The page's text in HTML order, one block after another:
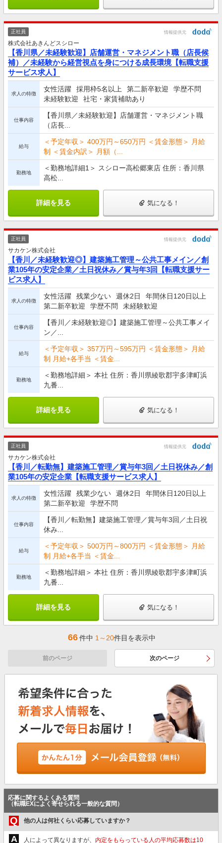
正社員 情報提供元
株式会社あきんどスシロー
【香川県／未経験歓迎】店舗運営・マネジメント職（店長候
補）／未経験から経営視点を身につける成長環境【転職支援
サービス求人】
求人の特徴
女性活躍 採用枠5名以上 第二新卒歓迎
学歴不問
未経験歓迎
社宅・家賃補助あり
仕事内容
【香川県／未経験歓迎】店舗運営・マネジメント職
（店長...
給与
＜予定年収＞ 400万円～650万円 ＜賃金形態＞ 月給
制 ＜賃金内訳＞ 月額（...
勤務地
＜勤務地詳細1＞ スシロー高松郷東店 住所：香川県
高松...
詳細を見る 気になる！
正社員 情報提供元
サカケン株式会社
【香川／未経験歓迎◎】建築施工管理～公共工事メイン／創
業105年の安定企業／土日祝休み／賞与年3回【転職支援サー
ビス求人】
求人の特徴
女性活躍 残業少ない 週休2日
年間休日120日以上
第二新卒歓迎
学歴不問 未経験歓迎
仕事内容
【香川／未経験歓迎◎】建築施工管理～公共工事メイ
ン／...
給与
＜予定年収＞ 357万円～595万円 ＜賃金形態＞ 月給
制 月給+各手当 ＜賃金...
勤務地
＜勤務地詳細＞ 本社 住所：香川県綾歌郡宇多津町浜
九番...
詳細を見る 気になる！
正社員 情報提供元
サカケン株式会社
【香川／転勤無】建築施工管理／賞与年3回／土日祝休み／創
業105年の安定企業【転職支援サービス求人】
求人の特徴
女性活躍 残業少ない 週休2日
年間休日120日以上
第二新卒歓迎
学歴不問
仕事内容
【香川／転勤無】建築施工管理／賞与年3回／土日祝
休み...
給与
＜予定年収＞ 500万円～800万円 ＜賃金形態＞ 月給
制 月給+各手当 ＜賃金...
勤務地
＜勤務地詳細＞ 本社 住所：香川県綾歌郡宇多津町浜
九番...
詳細を見る 気になる！
66件中 1～20件目を表示中
前のページ 次のページ
応募に関するよくある質問
（転職EXによく寄せられる一般的な質問）
Q 他の人は何社くらい応募していますか？
A 人によって異なりますが、 内定をもらっている人の平均応募数は10